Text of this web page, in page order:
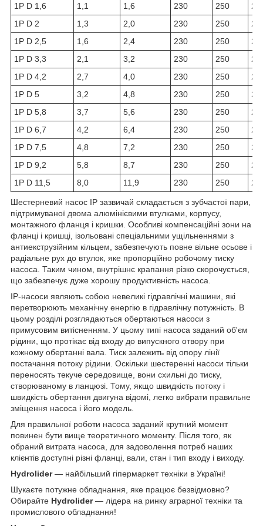
1P D 1,6 1,1 1,6 230 250
1P D 2
1,3 2,0 230 250
1P D 2,5
1,6 2,4 230 250
1P D 3,3
2,1 3,2 230 250
1P D 4,2
2,7 4,0 230 250
1P D 5
3,2 4,8 230 250
1P D 5,8
3,7 5,6 230 250
1P D 6,7
4,2 6,4 230 250
1P D 7,5
4,8 7,2 230 250
1P D 9,2
5,8 8,7 230 250
1P D 11,5
8,0 11,9 230 250
Шестерневий насос IP зазвичай складається з зубчастої пари,
підтримуваної двома алюмінієвими втулками, корпусу,
монтажного фланця і кришки. Особливі компенсаційні зони на
фланці і кришці, ізольовані спеціальними ущільненнями з
антиекструзійним кільцем, забезпечують повне вільне осьове і
радіальне рух до втулок, яке пропорційно робочому тиску
насоса. Таким чином, внутрішнє крапання різко скорочується,
що забезпечує дуже хорошу продуктивність насоса.
IP-насоси являють собою невеликі гідравлічні машини, які
перетворюють механічну енергію в гідравлічну потужність. В
цьому розділі розглядаються обертаються насоси з
примусовим витісненням. У цьому типі насоса заданий об'єм
рідини, що протікає від входу до випускного отвору при
кожному обертанні вала. Тиск залежить від опору лінії
постачання потоку рідини. Оскільки шестеренні насоси тільки
переносять текуче середовище, вони схильні до тиску,
створюваному в ланцюзі. Тому, якщо швидкість потоку і
швидкість обертання двигуна відомі, легко вибрати правильне
зміщення насоса і його модель.
Для правильної роботи насоса заданий крутний момент
повинен бути вище теоретичного моменту. Після того, як
обраний витрата насоса, для задоволення потреб наших
клієнтів доступні різні фланці, вали, стан і тип входу і виходу.
Hydrolider— найбільший гіпермаркет техніки в Україні!
Шукаєте потужне обладнання, яке працює безвідмовно?
Обирайте Hydrolider— лідера на ринку аграрної техніки та
промислового обладнання!